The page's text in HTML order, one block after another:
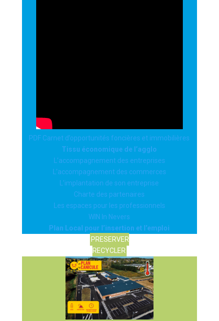
PDF Carnet d’opportunités foncières et immobilières
Tissu économique de l’agglo
L’accompagnement des entreprises
L’accompagnement des commerces
L’implantation de son entreprise
Charte des partenaires
Les espaces pour les professionnels
WIN In Nevers
Plan Local pour l’insertion et l’emploi
PRESERVER
RECYCLER